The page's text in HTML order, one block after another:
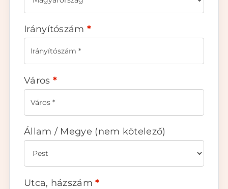
Irányítószám *
Város *
Állam / Megye (nem kötelező)
Utca, házszám*